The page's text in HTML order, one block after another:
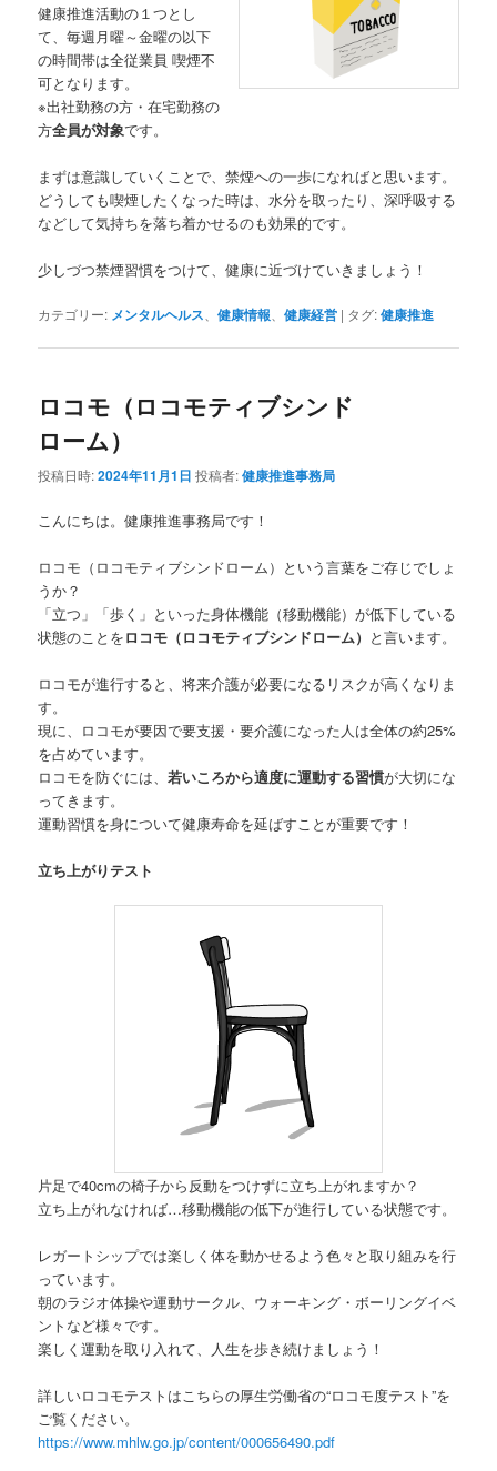
健康推進活動の１つとし
て、毎週月曜～金曜の以下
の時間帯は全従業員 喫煙不
可となります。
※出社勤務の方・在宅勤務の
方全員が対象です。
まずは意識していくことで、禁煙への一歩になればと思います。
どうしても喫煙したくなった時は、水分を取ったり、深呼吸する
などして気持ちを落ち着かせるのも効果的です。
少しづつ禁煙習慣をつけて、健康に近づけていきましょう！
カテゴリー: メンタルヘルス 、健康情報 、健康経営 | タグ:健康推進
ロコモ（ロコモティブシンド
ローム）
投稿日時:2024年11月1日 投稿者:健康推進事務局
こんにちは。健康推進事務局です！
ロコモ（ロコモティブシンドローム）という言葉をご存じでしょ
うか？
「立つ」「歩く」といった身体機能（移動機能）が低下している
状態のことをロコモ（ロコモティブシンドローム） と言います。
ロコモが進行すると、将来介護が必要になるリスクが高くなりま
す。
現に、ロコモが要因で要支援・要介護になった人は全体の約25%
を占めています。
ロコモを防ぐには、若いころから適度に運動する習慣が大切にな
ってきます。
運動習慣を身について健康寿命を延ばすことが重要です！
立ち上がりテスト
片足で40cmの椅子から反動をつけずに立ち上がれますか？
立ち上がれなければ…移動機能の低下が進行している状態です。
レガートシップでは楽しく体を動かせるよう色々と取り組みを行
っています。
朝のラジオ体操や運動サークル、ウォーキング・ボーリングイベ
ントなど様々です。
楽しく運動を取り入れて、人生を歩き続けましょう！
詳しいロコモテストはこちらの厚生労働省の“ロコモ度テスト”を
ご覧ください。
https://www.mhlw.go.jp/content/000656490.pdf